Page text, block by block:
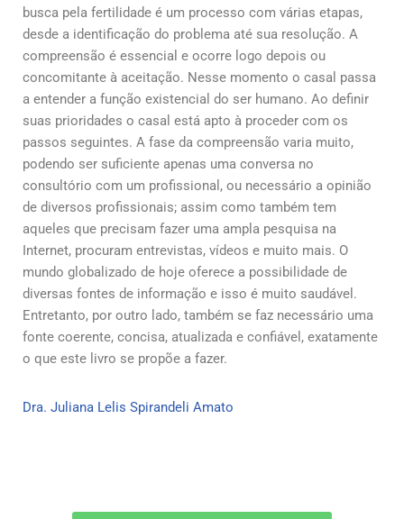
busca pela fertilidade é um processo com várias etapas,
desde a identificação do problema até sua resolução. A
compreensão é essencial e ocorre logo depois ou
concomitante à aceitação. Nesse momento o casal passa
a entender a função existencial do ser humano. Ao definir
suas prioridades o casal está apto à proceder com os
passos seguintes. A fase da compreensão varia muito,
podendo ser suficiente apenas uma conversa no
consultório com um profissional, ou necessário a opinião
de diversos profissionais; assim como também tem
aqueles que precisam fazer uma ampla pesquisa na
Internet, procuram entrevistas, vídeos e muito mais. O
mundo globalizado de hoje oferece a possibilidade de
diversas fontes de informação e isso é muito saudável.
Entretanto, por outro lado, também se faz necessário uma
fonte coerente, concisa, atualizada e confiável, exatamente
o que este livro se propõe a fazer.
Dra. Juliana Lelis Spirandeli Amato